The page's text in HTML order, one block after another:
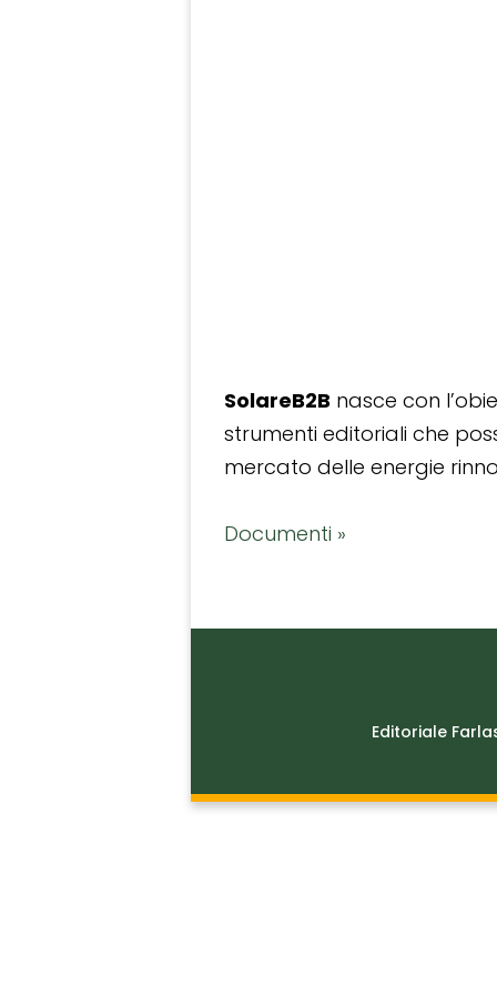
SolareB2B nasce con
strumenti editoriali che
mercato delle energie
Documenti »
Editoriale